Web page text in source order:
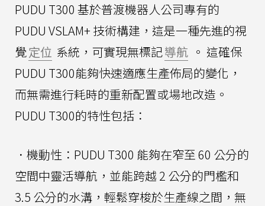
PUDU T300 基於普渡機器人公司專有的
PUDU VSLAM+ 技術構建，這是一種先進的視
覺定位 系統，可實現無標記導航 。 這確保
PUDU T300能夠快速適應生產佈局的變化，
而無需進行耗時的重新配置或場地改造。
PUDU T300的特性包括：
．機動性：PUDU T300 能夠在窄至 60 公分的
空間中靈活導航，並能跨越 2 公分的門檻和
3.5 公分的水溝，輕鬆穿梭於生產線之間，無